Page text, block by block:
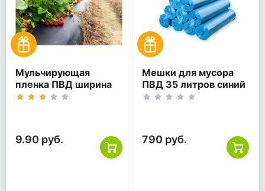
Мульчирующая
пленка ПВД ширина
120 см 60 мкм чёрная
9.90 руб.
Мешки для мусора
ПВД 35 литров синий
30 мкм 55*60 300 шт
790 руб.